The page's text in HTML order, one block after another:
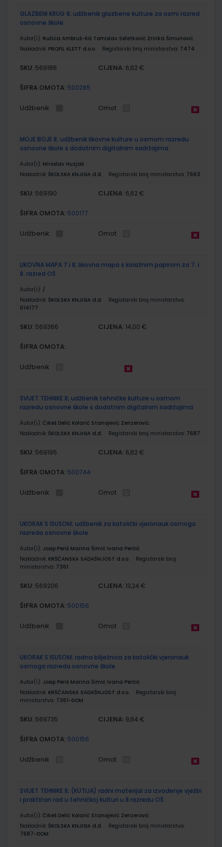
GLAZBENI KRUG 8; udžbenik glazbene kulture za osmi razred
osnovne škole
Autor(i): Ružica Ambruš-Kiš Tomislav Seletković Zrinka Šimunović
Nakladnik: PROFIL KLETT d.o.o. Registarski broj ministarstva: 7474
SKU: 569186 CIJENA: 6,62 €
ŠIFRA OMOTA: 500285
Udžbenik Omot
MOJE BOJE 8; udžbenik likovne kulture u osmom razredu
osnovne škole s dodatnim digitalnim sadržajima
Autor(i): Miroslav Huzjak
Nakladnik: ŠKOLSKA KNJIGA d.d. Registarski broj ministarstva: 7663
SKU: 569190 CIJENA: 6,62 €
ŠIFRA OMOTA: 500177
Udžbenik Omot
LIKOVNA MAPA 7 i 8; likovna mapa s kolažnim papirom za 7. i
8. razred OŠ
Autor(i): /
Nakladnik: ŠKOLSKA KNJIGA d.d.
Registarski broj ministarstva:
014177
SKU: 569366 CIJENA: 14,00 €
ŠIFRA OMOTA:
Udžbenik
SVIJET TEHNIKE 8; udžbenik tehničke kulture u osmom
razredu osnovne škole s dodatnim digitalnim sadržajima
Autor(i): Čikeš Delić Kolarić Stanojević Zenzerović
Nakladnik: ŠKOLSKA KNJIGA d.d. Registarski broj ministarstva: 7687
SKU: 569195 CIJENA: 6,62 €
ŠIFRA OMOTA: 500744
Udžbenik Omot
UKORAK S ISUSOM; udžbenik za katolički vjeronauk osmoga
razreda osnovne škole
Autor(i): Josip Periš Marina Šimić Ivana Perčić
Nakladnik: KRŠĆANSKA SADAŠNJOST d.o.o.
Registarski broj
ministarstva: 7361
SKU: 569206 CIJENA: 13,24 €
ŠIFRA OMOTA: 500156
Udžbenik Omot
UKORAK S ISUSOM; radna bilježnica za katolički vjeronauk
osmoga razreda osnovne škole
Autor(i): Josip Periš Marina Šimić Ivana Perčić
Nakladnik: KRŠĆANSKA SADAŠNJOST d.o.o.
Registarski broj
ministarstva: 7361-DOM
SKU: 569735 CIJENA: 9,64 €
ŠIFRA OMOTA: 500156
Udžbenik Omot
SVIJET TEHNIKE 8; (KUTIJA) radni materijal za izvođenje vježbi
i praktičan rad u tehničkoj kulturi u 8.razredu OŠ
Autor(i): Čikeš Delić Kolarić Stanojević Zenzerović
Nakladnik: ŠKOLSKA KNJIGA d.d.
Registarski broj ministarstva:
7687-DOM